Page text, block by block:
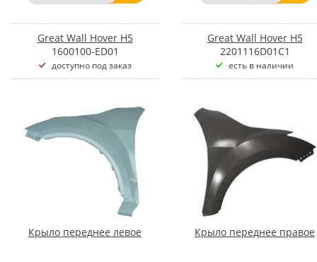
Great Wall Hover H5
1600100-ED01
доступно под заказ
Great Wall Hover H5
2201116D01C1
есть в наличии
Крыло переднее левое Крыло переднее правое